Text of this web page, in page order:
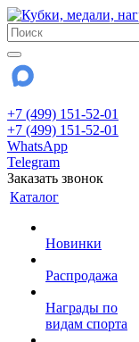
+7 (499) 151-52-01
+7 (499) 151-52-01
WhatsApp
Telegram
Заказать звонок
Каталог
Новинки
Распродажа
Награды по
видам спорта